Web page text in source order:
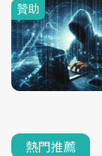
熱門推薦